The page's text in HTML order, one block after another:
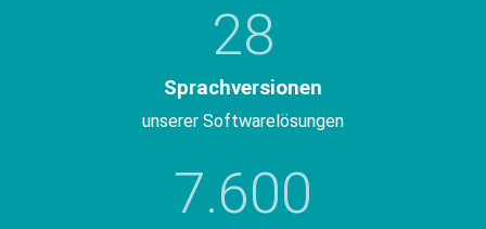
28
Sprachversionen
unserer Softwarelösungen
7.600